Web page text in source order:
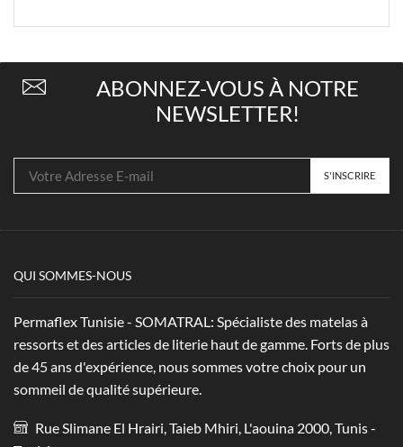
ABONNEZ-VOUS À NOTRE
NEWSLETTER!
QUI SOMMES-NOUS
Permaflex Tunisie - SOMATRAL: Spécialiste des matelas à
ressorts et des articles de literie haut de gamme. Forts de plus
de 45 ans d'expérience, nous sommes votre choix pour un
sommeil de qualité supérieure.
Rue Slimane El Hrairi, Taieb Mhiri, L'aouina 2000, Tunis -